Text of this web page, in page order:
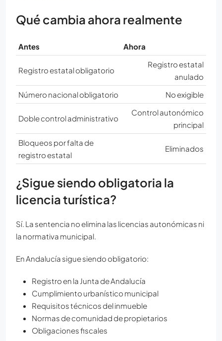
Qué cambia ahora realmente
Antes Ahora
Registro estatal obligatorio
Registro estatal
anulado
Número nacional obligatorio
No exigible
Doble control administrativo
Control autonómico
principal
Bloqueos por falta de
registro estatal
Eliminados
¿Sigue siendo obligatoria la
licencia turística?
Sí. La sentencia no elimina las licencias autonómicas ni
la normativa municipal.
En Andalucía sigue siendo obligatorio:
Registro en la Junta de Andalucía
Cumplimiento urbanístico municipal
Requisitos técnicos del inmueble
Normas de comunidad de propietarios
Obligaciones fiscales